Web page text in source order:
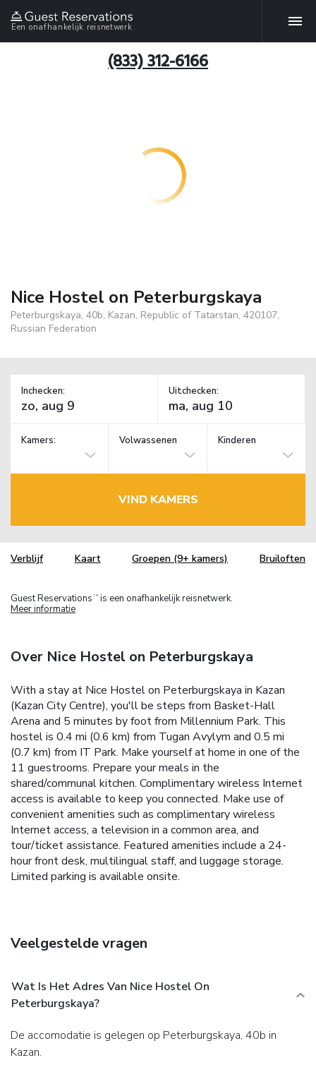
Een onafhankelijk reisnetwerk
(833) 312-6166
Nice Hostel on Peterburgskaya
Peterburgskaya, 40b, Kazan, Republic of Tatarstan, 420107,
Russian Federation
Inchecken: Uitchecken:
Kamers: Volwassenen Kinderen
VIND KAMERS
Verblijf Kaart Groepen (9+ kamers) Bruiloften
Guest Reservations TM is een onafhankelijk reisnetwerk.
Meer informatie
Over Nice Hostel on Peterburgskaya
With a stay at Nice Hostel on Peterburgskaya in Kazan
(Kazan City Centre), you'll be steps from Basket-Hall
Arena and 5 minutes by foot from Millennium Park. This
hostel is 0.4 mi (0.6 km) from Tugan Avylym and 0.5 mi
(0.7 km) from IT Park. Make yourself at home in one of the
11 guestrooms. Prepare your meals in the
shared/communal kitchen. Complimentary wireless Internet
access is available to keep you connected. Make use of
convenient amenities such as complimentary wireless
Internet access, a television in a common area, and
tour/ticket assistance. Featured amenities include a 24-
hour front desk, multilingual staff, and luggage storage.
Limited parking is available onsite.
Veelgestelde vragen
Wat Is Het Adres Van Nice Hostel On
Peterburgskaya?
De accomodatie is gelegen op Peterburgskaya, 40b in
Kazan.